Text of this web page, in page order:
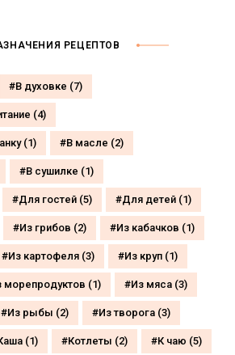
РЕЦЕПТОВ
В духовке (7)
(4)
(1) В масле (2)
В сушилке (1)
Для гостей (5) Для детей (1)
Из грибов (2) Из кабачков (1)
Из картофеля (3) Из круп (1)
морепродуктов (1) Из мяса (3)
Из рыбы (2) Из творога (3)
(1) Котлеты (2) К чаю (5)